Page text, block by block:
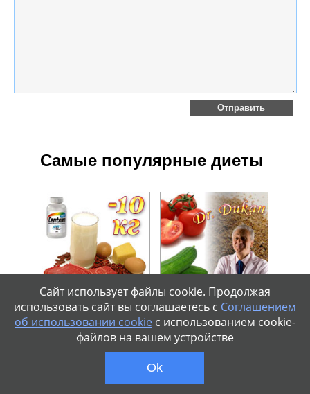
Самые популярные диеты
Белковая диета
Популярная диета при
активном ритме жизни.
Результаты похудения до 10
кг за 14 дней.
Диета Дюкана
Эффективная диета без
дней. Сброшенный вес не
вернется.
Сайт использует файлы cookie. Продолжая
использовать сайт вы соглашаетесь с Соглашением
об использовании cookieс использованием cookie-
файлов на вашем устройстве
Ok